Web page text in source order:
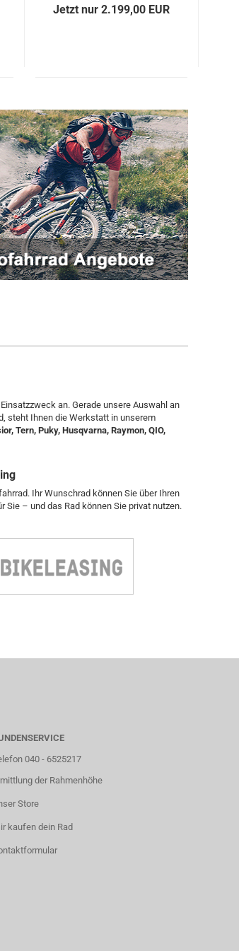
Jetzt nur 2.199,00 EUR
an. Gerade unsere Auswahl an
steht Ihnen die Werkstatt in unserem
Tern, Puky, Husqvarna, Raymon, QIO,
Ihr Wunschrad können Sie über Ihren
– und das Rad können Sie privat nutzen.
040 - 6525217
der Rahmenhöhe
Store
kaufen dein Rad